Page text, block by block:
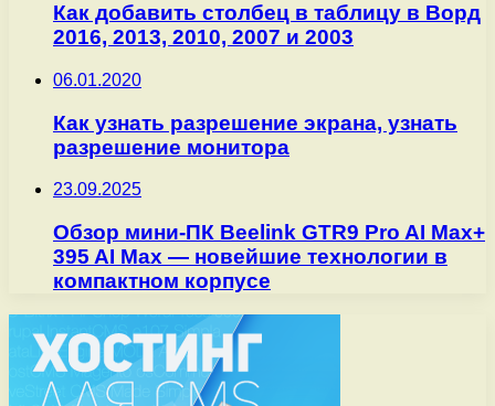
Как добавить столбец в таблицу в Ворд
2016, 2013, 2010, 2007 и 2003
06.01.2020
Как узнать разрешение экрана, узнать
разрешение монитора
23.09.2025
Обзор мини-ПК Beelink GTR9 Pro AI Max+
395 AI Max — новейшие технологии в
компактном корпусе